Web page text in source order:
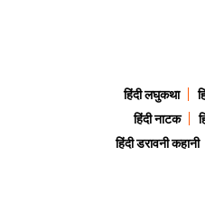
हिंदी लघुकथा
हिंदी नाटक
हिंदी डरावनी कहानी